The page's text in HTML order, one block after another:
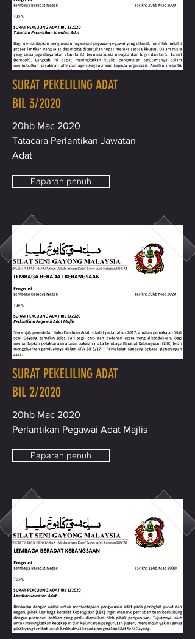
SURAT PEKELILING ADAT
BIL 3/2020
20hb Mac 2020
Tatacara Perlantikan Jawatan
Adat
Paparan penuh
SURAT PEKELILING ADAT
BIL 2/2020
20hb Mac 2020
Perlantikan Pegawai Adat Majlis
Paparan penuh